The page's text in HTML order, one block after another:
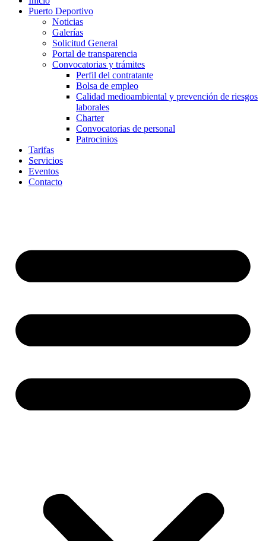
Puerto Deportivo
Noticias
Galerías
Solicitud General
Portal de transparencia
Convocatorias y trámites
Perfil del contratante
Bolsa de empleo
Calidad medioambiental y prevención de riesgos
laborales
Charter
Convocatorias de personal
Patrocinios
Tarifas
Servicios
Eventos
Contacto